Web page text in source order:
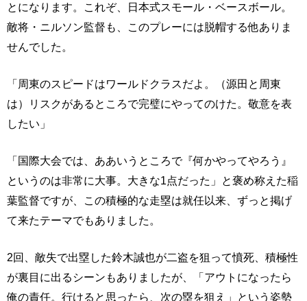
とになります。これぞ、日本式スモール・ベースボール。
敵将・ニルソン監督も、このプレーには脱帽する他ありま
せんでした。
「周東のスピードはワールドクラスだよ。（源田と周東
は）リスクがあるところで完璧にやってのけた。敬意を表
したい」
「国際大会では、ああいうところで『何かやってやろう』
というのは非常に大事。大きな1点だった」と褒め称えた稲
葉監督ですが、この積極的な走塁は就任以来、ずっと掲げ
て来たテーマでもありました。
2回、敵失で出塁した鈴木誠也が二盗を狙って憤死、積極性
が裏目に出るシーンもありましたが、「アウトになったら
俺の責任。行けると思ったら、次の塁を狙え」という姿勢